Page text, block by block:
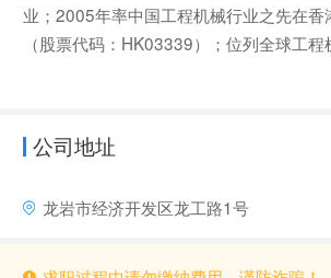
业；2005年率中国工程机械行业之先在香
（股票代码：HK03339）；位列全球工程
公司地址
龙岩市经济开发区龙工路1号